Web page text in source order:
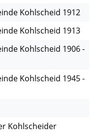
Kohlscheid 1912
Kohlscheid 1913
Kohlscheid 1906 -
Kohlscheid 1945 -
Kohlscheider